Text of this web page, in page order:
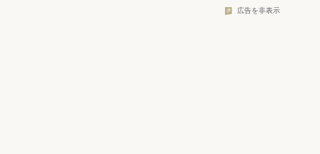
広告を非表示